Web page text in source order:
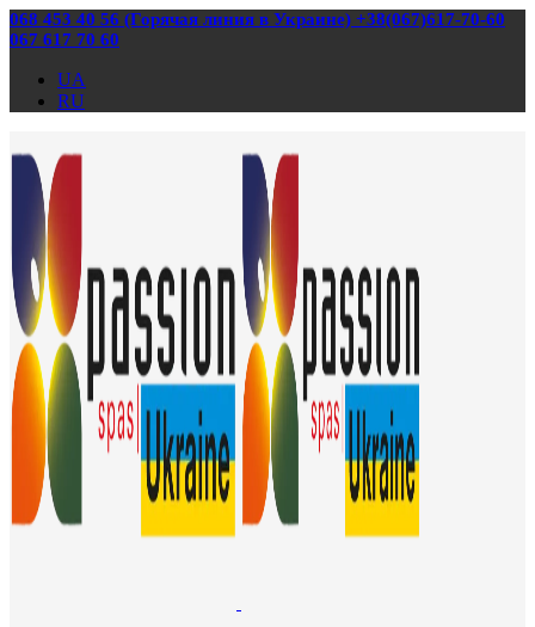
068 453 40 56 (Горячая линия в Украине) +38(067)617-70-60
067 617 70 60
UA
RU